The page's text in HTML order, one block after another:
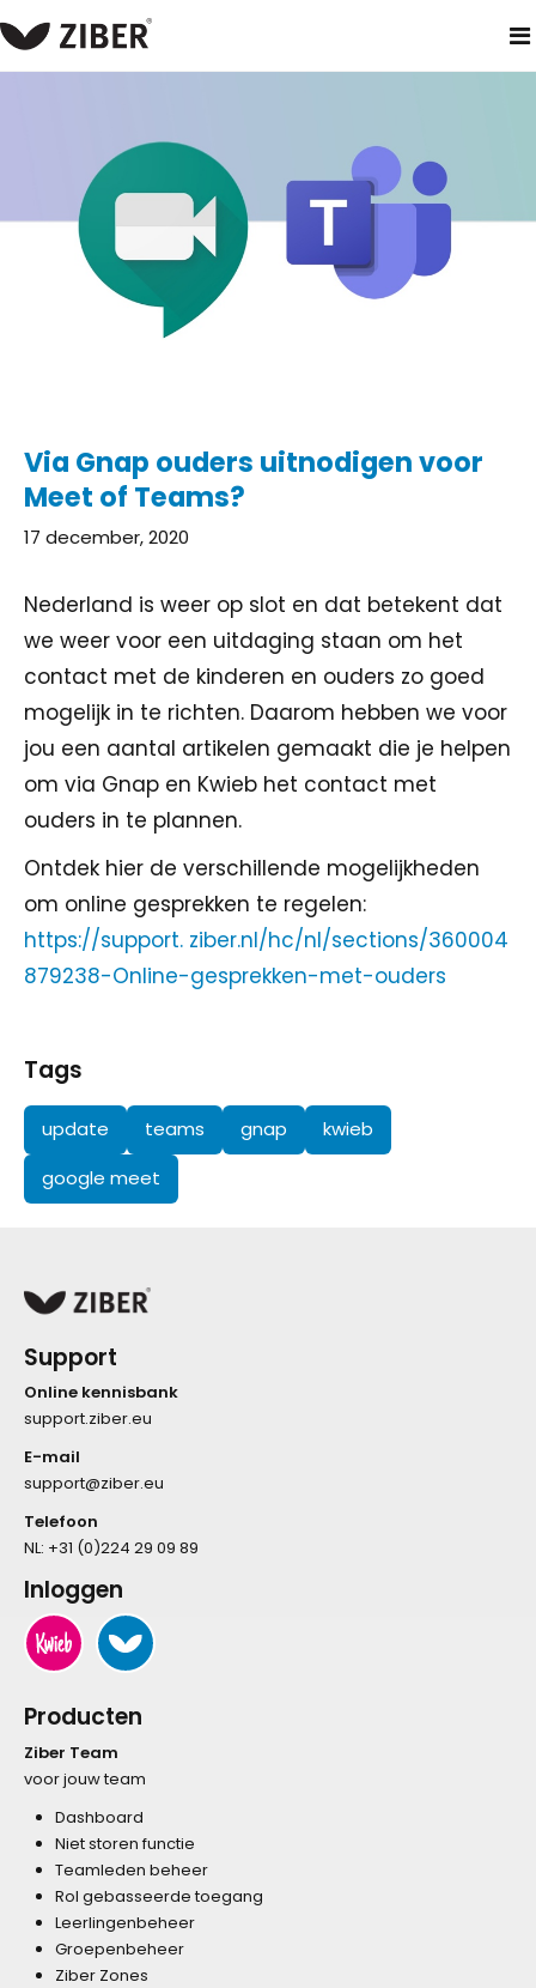
home blog via gnap ouders uitnodigen voor meet of
Via Gnap ouders uitnodigen voor
Meet of Teams?
17 december, 2020
Nederland is weer op slot en dat betekent dat
we weer voor een uitdaging staan om het
contact met de kinderen en ouders zo goed
mogelijk in te richten. Daarom hebben we voor
jou een aantal artikelen gemaakt die je helpen
om via Gnap en Kwieb het contact met
ouders in te plannen.
Ontdek hier de verschillende mogelijkheden
om online gesprekken te regelen:
https://support. ziber.nl/hc/nl/sections/360004
879238-Online-gesprekken-met-ouders
Tags
update teams gnap
kwieb
google meet
Support
Online kennisbank
support.ziber.eu
E-mail
support@ziber.eu
Telefoon
NL: +31 (0)224 29 09 89
Inloggen
Producten
Ziber Team
voor jouw team
Dashboard
Niet storen functie
Teamleden beheer
Rol gebasseerde toegang
Leerlingenbeheer
Groepenbeheer
Ziber Zones